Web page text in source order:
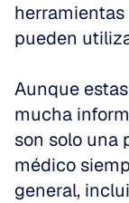
pueden
Aunque
mucha
son solo una
médico
general,